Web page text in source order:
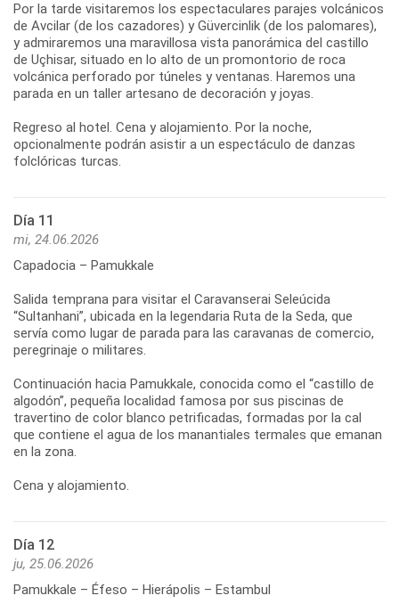
Por la tarde visitaremos los espectaculares parajes volcánicos
de Avcilar (de los cazadores) y Güvercinlik (de los palomares),
y admiraremos una maravillosa vista panorámica del castillo
de Uçhisar, situado en lo alto de un promontorio de roca
volcánica perforado por túneles y ventanas. Haremos una
parada en un taller artesano de decoración y joyas.
Regreso al hotel. Cena y alojamiento. Por la noche,
opcionalmente podrán asistir a un espectáculo de danzas
Día 11
mi, 24.06.2026
Capadocia – Pamukkale
Salida temprana para visitar el Caravanserai Seleúcida
“Sultanhani”, ubicada en la legendaria Ruta de la Seda, que
servía como lugar de parada para las caravanas de comercio,
peregrinaje o militares.
Continuación hacia Pamukkale, conocida como el “castillo de
algodón”, pequeña localidad famosa por sus piscinas de
travertino de color blanco petrificadas, formadas por la cal
que contiene el agua de los manantiales termales que emanan
en la zona.
Día 12
ju, 25.06.2026
Pamukkale – Éfeso – Hierápolis – Estambul